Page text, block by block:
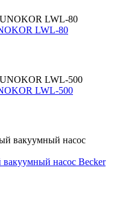
LWL-80
LWL-500
вакуумный насос Becker